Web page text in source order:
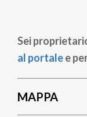
Sei
al portalee
MAPPA